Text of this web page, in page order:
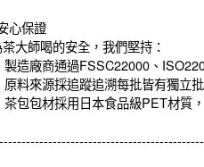
心保證
大師喝的安全，我們堅持：
製造廠商通過FSSC22000、
原料來源採追蹤追溯每批皆有獨立
茶包包材採用日本食品級PET材質